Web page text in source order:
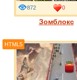
Зомблокс
872 0
HTML5